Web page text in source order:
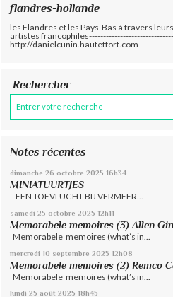
flandres-hollande
les Flandres et les Pays-Bas à travers
artistes
http://danielcunin.hautetfort.com
Rechercher
Notes récentes
dimanche 26 octobre 2025 16h34
MINIATUURTJES
EEN TOEVLUCHT BIJ VERMEER...
samedi 25 octobre 2025 12h11
Memorabele memoires (3) Allen
Memorabele memoires (what’s in...
mercredi 10 septembre 2025 12h08
Memorabele memoires (2) Remco
Memorabele memoires (what’s in...
lundi 25 août 2025 18h45